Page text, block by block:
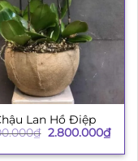
Lan Hồ Điệp
₫ Giá
là:
2.800.000₫Giá
hiện
tại